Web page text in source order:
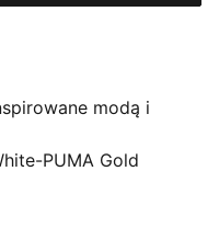
modą i
siebie.
buty te
garderoby. Wkładka
przez dzień stylowo
PUMA Gold